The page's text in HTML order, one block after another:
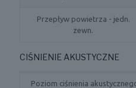
Przepływ powietrza - jedn.
zewn.
CIŚNIENIE AKUSTYCZNE
Poziom ciśnienia